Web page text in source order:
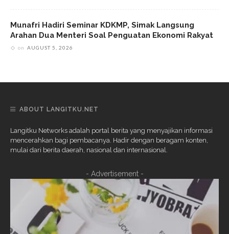
Munafri Hadiri Seminar KDKMP, Simak Langsung
Arahan Dua Menteri Soal Penguatan Ekonomi Rakyat
on AUGUST 5, 2026
ABOUT LANGITKU.NET
Langitku Networks adalah portal berita yang menyajikan informasi
mencerahkan bagi pembacanya. Hadir dengan beragam konten,
mulai dari berita daerah, nasional dan internasional.
- Advertisement -